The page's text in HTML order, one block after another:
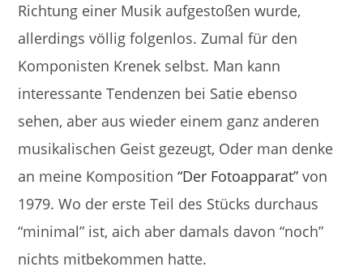
Richtung einer Musik aufgestoßen wurde,
allerdings völlig folgenlos. Zumal für den
Komponisten Krenek selbst. Man kann
interessante Tendenzen bei Satie ebenso
sehen, aber aus wieder einem ganz anderen
musikalischen Geist gezeugt, Oder man denke
an meine Komposition“Der Fotoapparat” von
1979. Wo der erste Teil des Stücks durchaus
“minimal” ist, aich aber damals davon “noch”
nichts mitbekommen hatte.